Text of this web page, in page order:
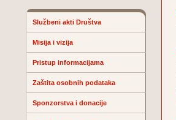
Službeni akti Društva
Misija i vizija
Pristup informacijama
Zaštita osobnih podataka
Sponzorstva i donacije